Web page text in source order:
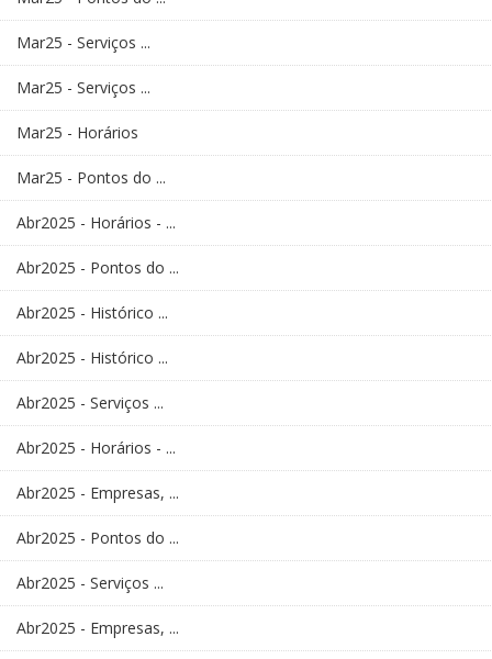
Mar25 - Serviços ...
Mar25 - Serviços ...
Mar25 - Horários
Mar25 - Pontos do ...
Abr2025 - Horários - ...
Abr2025 - Pontos do ...
Abr2025 - Histórico ...
Abr2025 - Histórico ...
Abr2025 - Serviços ...
Abr2025 - Horários - ...
Abr2025 - Empresas, ...
Abr2025 - Pontos do ...
Abr2025 - Serviços ...
Abr2025 - Empresas, ...